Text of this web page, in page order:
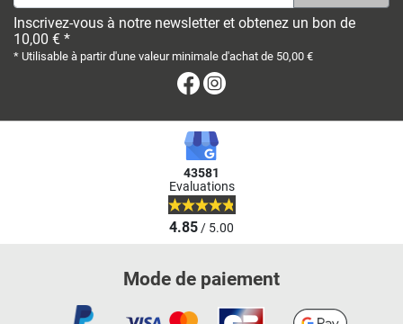
Inscrivez-vous à notre newsletter et obtenez un bon de
10,00 € *
* Utilisable à partir d'une valeur minimale d'achat de 50,00 €
Facebook
43581
Evaluations
4.85/ 5.00
Mode de paiement